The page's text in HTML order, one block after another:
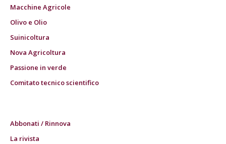
Macchine Agricole
Olivo e Olio
Suinicoltura
Nova Agricoltura
Passione in verde
Comitato tecnico scientifico
Abbonati / Rinnova
La rivista